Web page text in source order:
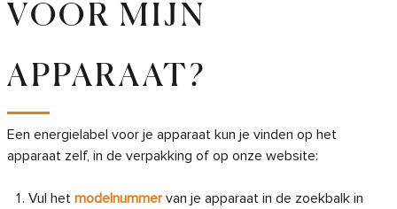
VOOR MIJN
APPARAAT?
Een energielabel voor je apparaat kun je vinden op het
apparaat zelf, in de verpakking of op onze website:
Vul het modelnummervan je apparaat in de zoekbalk in